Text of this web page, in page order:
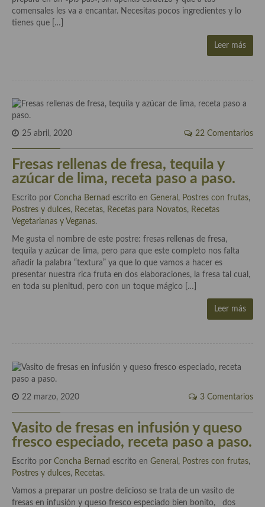
Entrantes y primeros platos
Ensaladas
Quínoa
Arroces Y fideuás
Legumbres y cereales
Cuscús
Huevos
Masas elaboradas con harina, pizzas, quiches y demás
Plato principal
Aves
Postres con frutas
Salazones y encurtidos
Recetas de Cuaresma
Recetas maridadas con los mejores AOVES
comensales les va a encantar. Necesitas pocos ingredientes y lo
tienes que […]
Leer más
25 abril, 2020 22 Comentarios
Fresas rellenas de fresa, tequila y
azúcar de lima, receta paso a paso.
Escrito por Concha Bernad escrito en General , Postres con frutas,
Postres y dulces, Recetas, Recetas para Novatos, Recetas
Vegetarianas y Veganas.
Me gusta el nombre de este postre: fresas rellenas de fresa,
tequila y azúcar de lima, pero para que este completo nos falta
añadir la palabra “textura” ya que lo que vamos a hacer es
presentar nuestra rica fruta en dos elaboraciones, la fresa tal cual,
en toda su plenitud, pero con un toque mágico […]
Leer más
22 marzo, 2020 3 Comentarios
Vasito de fresas en infusión y queso
fresco especiado, receta paso a paso.
Escrito por Concha Bernad escrito en General , Postres con frutas,
Postres y dulces, Recetas.
Vamos a preparar un postre delicioso se trata de un vasito de
fresas en infusión y queso fresco especiado bien bonito, dos